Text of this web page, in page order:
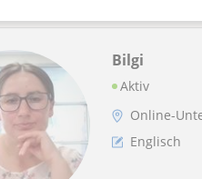
Bilgi
Aktiv
Online-
Englisch